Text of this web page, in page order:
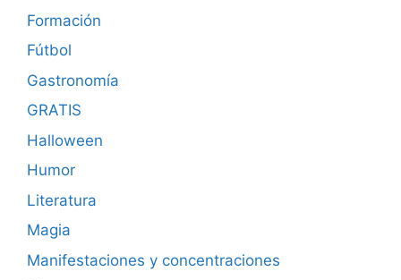
Formación
Fútbol
Gastronomía
GRATIS
Halloween
Humor
Literatura
Magia
Manifestaciones y concentraciones